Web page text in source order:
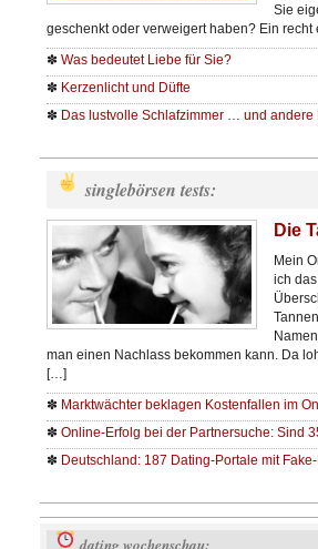
Sie
geschenkt oder verweigert haben? Ein
✽ Was bedeutet Liebe für Sie?
✽ Kerzenlicht und Düfte
✽ Das lustvolle Schlafzimmer … und andere
singlebörsen tests:
Die
Mein
ich
man einen Nachlass bekommen kann. Da
[…]
✽ Marktwächter beklagen Kostenfallen im
✽ Online-Erfolg bei der Partnersuche: Sind
✽ Deutschland: 187 Dating-Portale mit
dating wochenschau: